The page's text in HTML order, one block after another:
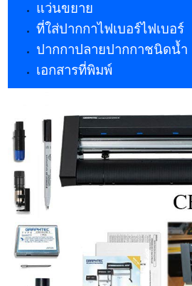
แว่นขยาย
ที่ใส่ปากกาไฟเบอร์ไฟเบอร์
ปากกาปลายปากกาชนิดน้ำ
เอกสารที่พิมพ์